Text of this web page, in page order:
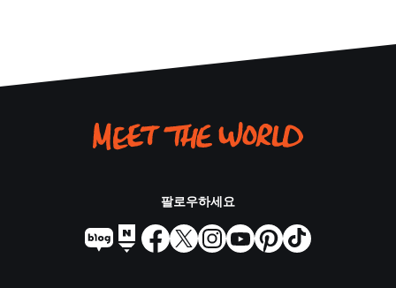
팔로우하세요